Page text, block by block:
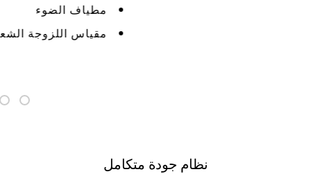
مطياف الضوء
مقياس اللزوجة الشعري
نظام جودة متكامل